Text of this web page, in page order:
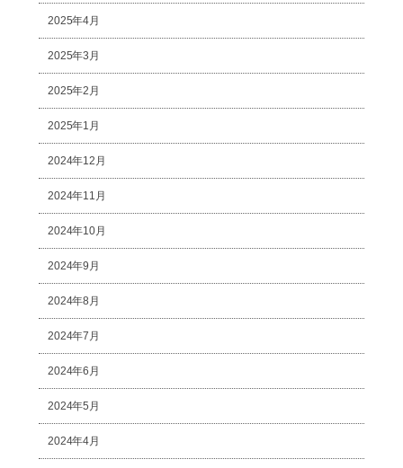
2025年4月
2025年3月
2025年2月
2025年1月
2024年12月
2024年11月
2024年10月
2024年9月
2024年8月
2024年7月
2024年6月
2024年5月
2024年4月